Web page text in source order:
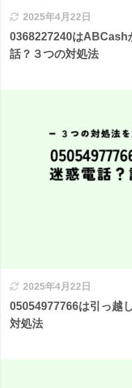
2025年4月22日
0368227240はABCash
話？３つの対処法
2025年4月22日
05054977766は引っ越
対処法